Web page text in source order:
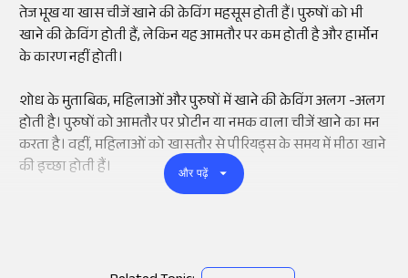
तेज भूख या खास चीजें खाने की क्रेविंग महसूस होती हैं। पुरुषों को भी
खाने की क्रेविंग होती हैं, लेकिन यह आमतौर पर कम होती है और हार्मोन
के कारण नहीं होती।
शोध के मुताबिक, महिलाओं और पुरुषों में खाने की क्रेविंग अलग -अलग
होती है। पुरुषों को आमतौर पर प्रोटीन या नमक वाला चीजें खाने का मन
करता है। वहीं, महिलाओं को खासतौर से पीरियड्स के समय में मीठा खाने
की इच्छा होती हैं।
और पढ़ें